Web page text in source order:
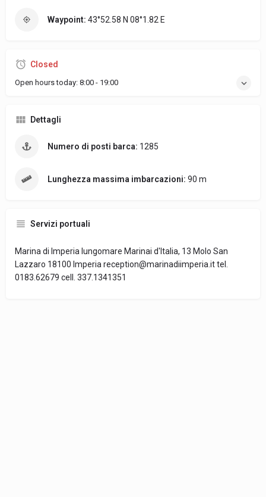
Waypoint: 43°52.58 N 08°1.82 E
Closed
Open hours today: 8:00 - 19:00
Dettagli
Numero di posti barca: 1285
Lunghezza massima imbarcazioni: 90 m
Servizi portuali
Marina di Imperia lungomare Marinai d'Italia, 13 Molo San
Lazzaro 18100 Imperia reception@marinadiimperia.it tel.
0183.62679 cell. 337.1341351